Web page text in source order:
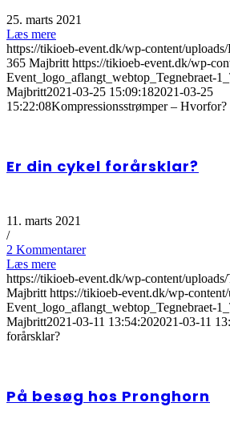
25. marts 2021
Læs mere
https://tikioeb-event.dk/wp-content/
365 Majbritt https://tikioeb-event.dk/wp-
Event_logo_aflangt_webtop_Tegnebraet-
Majbritt2021-03-25 15:09:182021-03-25
15:22:08Kompressionsstrømper – Hvorfor?
Er din cykel forårsklar?
11. marts 2021
/
2 Kommentarer
Læs mere
https://tikioeb-event.dk/wp-content/
Majbritt https://tikioeb-event.dk/wp-
Event_logo_aflangt_webtop_Tegnebraet-
Majbritt2021-03-11 13:54:202021-03-11
forårsklar?
På besøg hos Pronghorn